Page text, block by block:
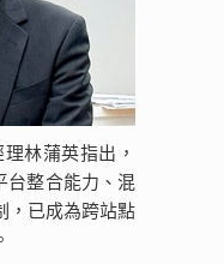
林蒲英指出，
台整合能力、混
，已成為跨站點